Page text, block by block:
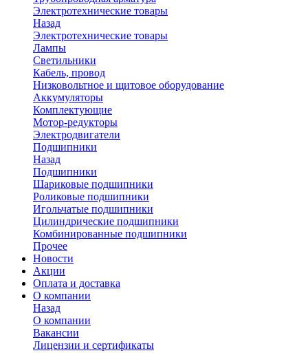
Электротехнические товары
Назад
Электротехнические товары
Лампы
Светильники
Кабель, провод
Низковольтное и щитовое оборудование
Аккумуляторы
Комплектующие
Мотор-редукторы
Электродвигатели
Подшипники
Назад
Подшипники
Шариковые подшипники
Роликовые подшипники
Игольчатые подшипники
Цилиндрические подшипники
Комбинированные подшипники
Прочее
Новости
Акции
Оплата и доставка
О компании
Назад
О компании
Вакансии
Лицензии и сертификаты